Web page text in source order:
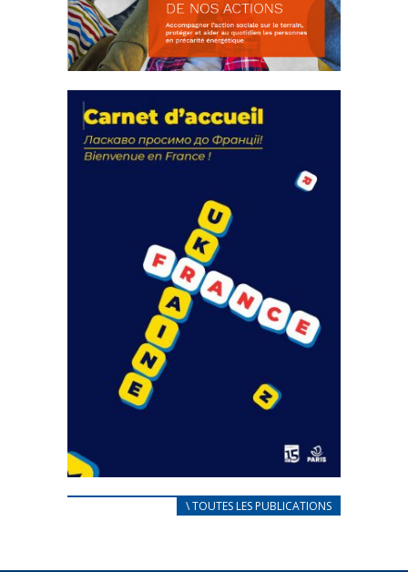
actions
18 septembre 2023
FEUILLETER
CARNET D’ACCUEIL\ TOUTES LES PUBLICATIONS